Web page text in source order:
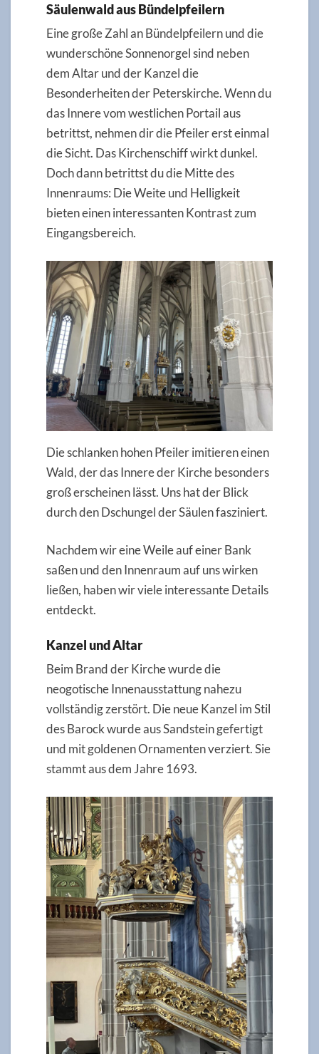
Säulenwald aus Bündelpfeilern
Eine große Zahl an Bündelpfeilern und die
wunderschöne Sonnenorgel sind neben
dem Altar und der Kanzel die
Besonderheiten der Peterskirche. Wenn du
das Innere vom westlichen Portail aus
betrittst, nehmen dir die Pfeiler erst einmal
die Sicht. Das Kirchenschiff wirkt dunkel.
Doch dann betrittst du die Mitte des
Innenraums: Die Weite und Helligkeit
bieten einen interessanten Kontrast zum
Eingangsbereich.
Die schlanken hohen Pfeiler imitieren einen
Wald, der das Innere der Kirche besonders
groß erscheinen lässt. Uns hat der Blick
durch den Dschungel der Säulen fasziniert.
Nachdem wir eine Weile auf einer Bank
saßen und den Innenraum auf uns wirken
ließen, haben wir viele interessante Details
entdeckt.
Kanzel und Altar
Beim Brand der Kirche wurde die
neogotische Innenausstattung nahezu
vollständig zerstört. Die neue Kanzel im Stil
des Barock wurde aus Sandstein gefertigt
und mit goldenen Ornamenten verziert. Sie
stammt aus dem Jahre 1693.